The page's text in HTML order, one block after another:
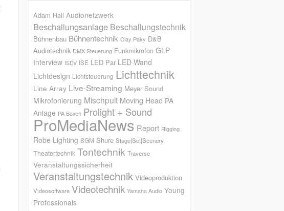
Adam Hall Audionetzwerk
Beschallungsanlage Beschallungstechnik
Bühnenbau Bühnentechnik Clay Paky D&B
Audiotechnik DMX Steuerung Funkmikrofon GLP
Interview ISDV ISE LED Par LED Wand
Lichtdesign Lichtsteuerung Lichttechnik
Line Array Live-Streaming Meyer Sound
Mikrofonierung Mischpult Moving Head PA
Anlage PA Boxen Prolight + Sound
ProMediaNews Report Rigging
Robe Lighting SGM Shure Stage|Set|Scenery
Theatertechnik Tontechnik Traverse
Veranstaltungssicherheit
Veranstaltungstechnik Videoproduktion
Videosoftware Videotechnik Yamaha Audio Young
Professionals